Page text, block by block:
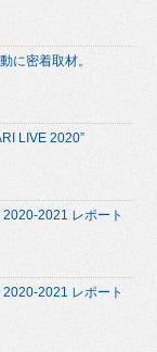
に密着取材。
LIVE 2020”
2020-2021 レポート
2020-2021 レポート